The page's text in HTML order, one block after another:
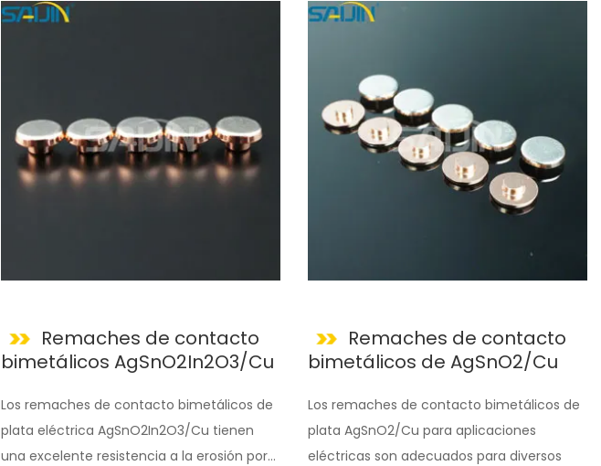
Remaches de contacto
bimetálicos AgSnO2In2O3/Cu
Los remaches de contacto bimetálicos de
plata eléctrica AgSnO2In2O3/Cu tienen
una excelente resistencia a la erosión por...
Remaches de contacto
bimetálicos de AgSnO2/Cu
Los remaches de contacto bimetálicos de
plata AgSnO2/Cu para aplicaciones
eléctricas son adecuados para diversos